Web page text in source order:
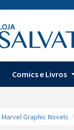
Comics e Livros
Marvel Graphic Novels